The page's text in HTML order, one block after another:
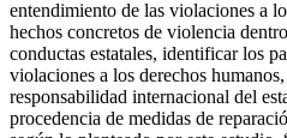
entendimiento de las violaciones a
hechos concretos de violencia
conductas estatales, identificar los
violaciones a los derechos
responsabilidad internacional del
procedencia de medidas de